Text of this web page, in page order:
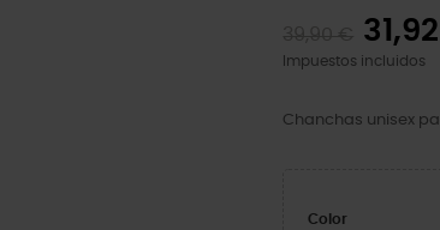
Impuestos incluidos
Chanchas unisex
Color